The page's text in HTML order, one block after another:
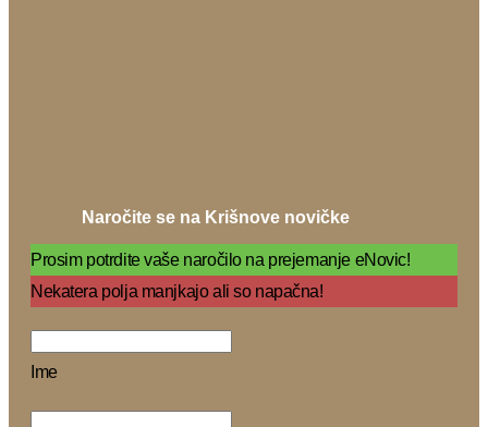
Naročite se na Krišnove novičke
Prosim potrdite vaše naročilo na prejemanje eNovic!
Nekatera polja manjkajo ali so napačna!
Ime